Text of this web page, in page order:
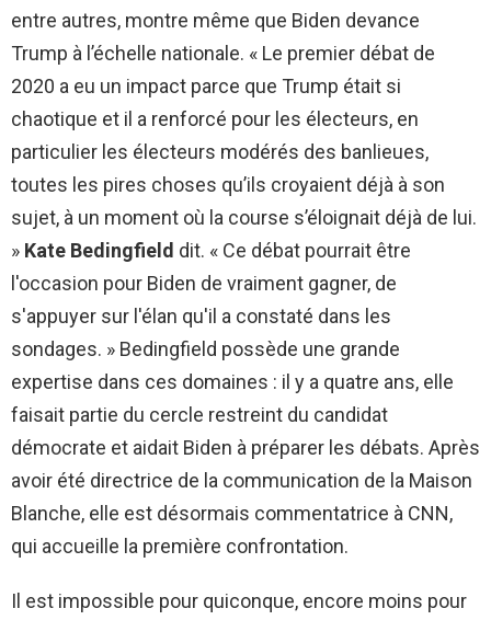
entre autres, montre même que Biden devance
Trump à l’échelle nationale. « Le premier débat de
2020 a eu un impact parce que Trump était si
chaotique et il a renforcé pour les électeurs, en
particulier les électeurs modérés des banlieues,
toutes les pires choses qu’ils croyaient déjà à son
sujet, à un moment où la course s’éloignait déjà de lui.
» Kate Bedingfield dit. « Ce débat pourrait être
l'occasion pour Biden de vraiment gagner, de
s'appuyer sur l'élan qu'il a constaté dans les
sondages. » Bedingfield possède une grande
expertise dans ces domaines : il y a quatre ans, elle
faisait partie du cercle restreint du candidat
démocrate et aidait Biden à préparer les débats. Après
avoir été directrice de la communication de la Maison
Blanche, elle est désormais commentatrice à CNN,
qui accueille la première confrontation.
Il est impossible pour quiconque, encore moins pour